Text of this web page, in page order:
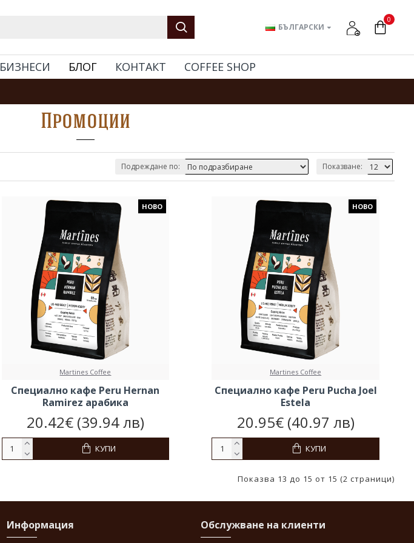
БЪЛГАРСКИ
0
БИЗНЕСИ БЛОГ КОНТАКТ COFFEE SHOP
Промоции
Подреждане по: Показване:
НОВО
Martines Coffee
Специално кафе Peru Hernan
Ramirez арабика
20.42€ (39.94 лв)
КУПИ
НОВО
Martines Coffee
Специално кафе Peru Pucha Joel
Estela
20.95€ (40.97 лв)
КУПИ
Показва 13 до 15 от 15 (2 страници)
Информация Обслужване на клиенти